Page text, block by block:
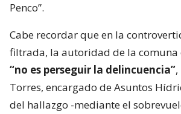
Penco”.
Cabe recordar que en la
filtrada, la autoridad de la
“no es perseguir la delincuencia”
Torres, encargado de Asuntos
del hallazgo -mediante el